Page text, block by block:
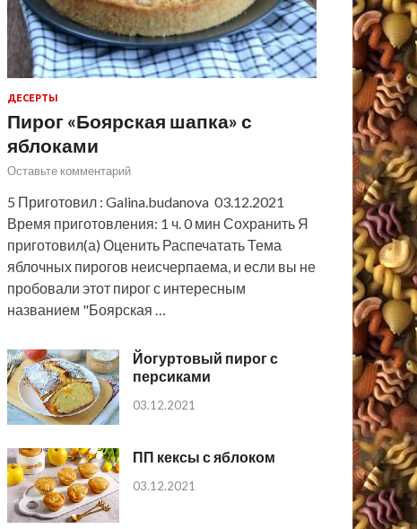
ДЕСЕРТЫ
Пирог «Боярская шапка» с
яблоками
Оставьте комментарий
5 Приготовил : Galina.budanova 03.12.2021
Время приготовления: 1 ч. 0 мин Сохранить Я
приготовил(а) Оценить Распечатать Тема
яблочных пирогов неисчерпаема, и если вы не
пробовали этот пирог с интересным
названием "Боярская …
Йогуртовый пирог с
персиками
03.12.2021
ПП кексы с яблоком
03.12.2021